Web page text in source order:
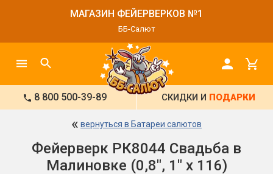
МАГАЗИН ФЕЙЕРВЕРКОВ №1
ББ-Салют
8 800 500-39-89 СКИДКИ И ПОДАРКИ
« вернуться в Батареи салютов
Фейерверк РК8044 Свадьба в
Малиновке (0,8", 1" х 116)